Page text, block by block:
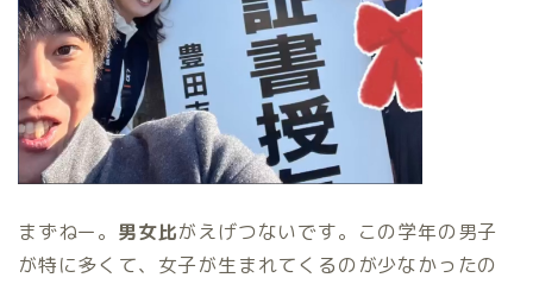
まずねー。 男女比がえげつないです。この学年の男子
が特に多くて、女子が生まれてくるのが少なかったの